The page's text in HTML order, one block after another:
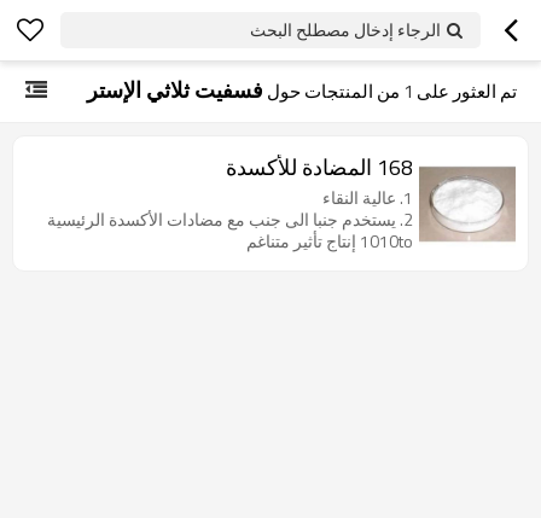
الرجاء إدخال مصطلح البحث
تم العثور على 1 من المنتجات حول فسفيت ثلاثي الإستر
168 المضادة للأكسدة
1. عالية النقاء
2. يستخدم جنبا الى جنب مع مضادات الأكسدة الرئيسية
1010to إنتاج تأثير متناغم